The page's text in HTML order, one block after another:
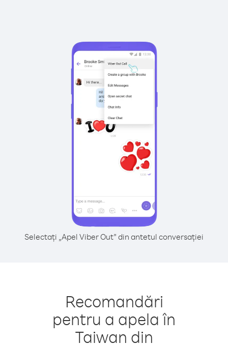
Selectați „Apel Viber Out” din antetul conversației
Recomandări
pentru a apela în
Taiwan din